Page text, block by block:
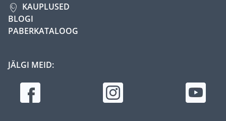
KAUPLUSED
BLOGI
PABERKATALOOG
JÄLGI MEID: